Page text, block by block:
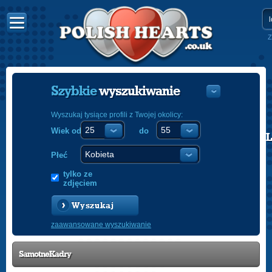
POLISH
Szybkiewyszukiwanie
Wyszukaj tysiące profili z Twojej okolicy:
Wiek od do
Płeć
tylko ze
zdjęciem
Wyszukaj
zaawansowane wyszukiwanie
SamotneKadry